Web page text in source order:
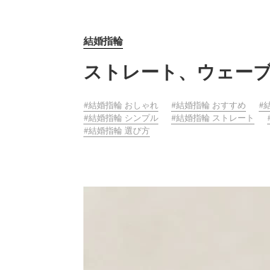
アニバーサリージュエリー一覧
コレクション
パーフェクトプロポーズリング®
ダイヤモンドプロポーズ
結婚指輪
ストレート、ウェー
結婚指輪 おしゃれ 結婚指輪 おすすめ
結婚指輪 シンプル
結婚指輪 ストレート
結婚指輪 選び方